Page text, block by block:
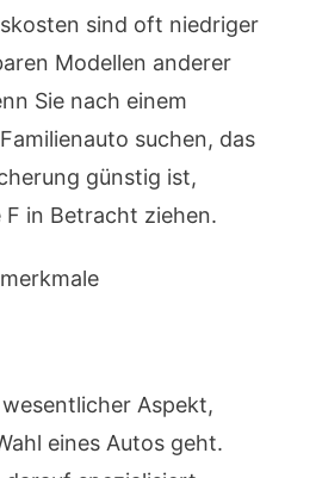
sind oft niedriger
Modellen anderer
Sie nach einem
suchen, das
günstig ist,
F in Betracht ziehen.
Aspekt,
eines Autos geht.